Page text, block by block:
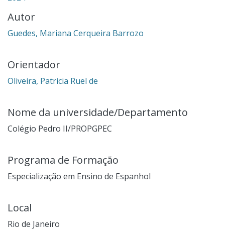
Autor
Guedes, Mariana Cerqueira Barrozo
Orientador
Oliveira, Patricia Ruel de
Nome da universidade/Departamento
Colégio Pedro II/PROPGPEC
Programa de Formação
Especialização em Ensino de Espanhol
Local
Rio de Janeiro